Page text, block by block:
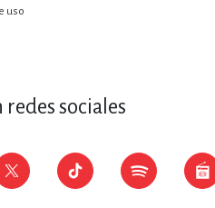
uso
redes sociales